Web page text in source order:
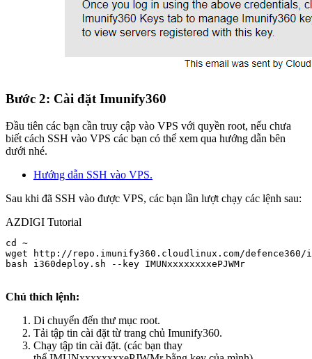
Bước 2: Cài đặt Imunify360
Đầu tiên các bạn cần truy cập vào VPS với quyền root, nếu chưa
biết cách SSH vào VPS các bạn có thể xem qua hướng dẫn bên
dưới nhé.
Hướng dẫn SSH vào VPS.
Sau khi đã SSH vào được VPS, các bạn lần lượt chạy các lệnh sau:
AZDIGI Tutorial
cd ~
wget http://repo.imunify360.cloudlinux.com/defence360/
bash i360deploy.sh --key IMUNxxxxxxxxePJWMr
Chú thích lệnh:
Di chuyển đến thư mục root.
Tải tập tin cài đặt từ trang chủ Imunify360.
Chạy tập tin cài đặt. (các bạn thay